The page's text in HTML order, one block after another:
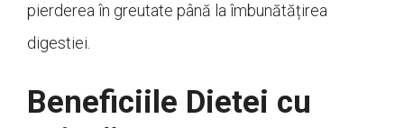
pierderea în greutate până la îmbunătățirea
digestiei.
Beneficiile Dietei cu